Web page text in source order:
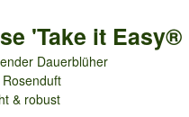
'Take it Easy®
Dauerblüher
& robust